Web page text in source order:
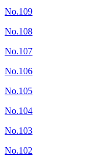
No.109
No.108
No.107
No.106
No.105
No.104
No.103
No.102